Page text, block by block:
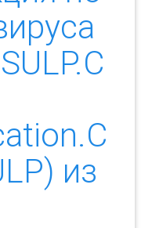
из